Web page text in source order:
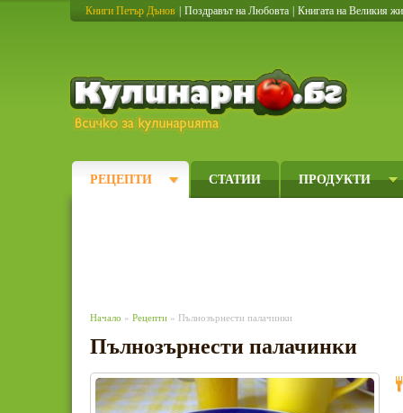
Книги Петър Дънов Поздравът на Любовта Книгата на Великия
РЕЦЕПТИ СТАТИИ ПРОДУКТИ
Начало » Рецепти » Пълнозърнести палачинки
Пълнозърнести палачинки